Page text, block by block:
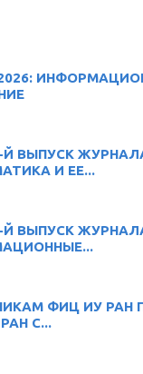
2026:
ВЫПУСК
И ЕЕ...
ВЫПУСК
ФИЦ ИУ РАН
С...